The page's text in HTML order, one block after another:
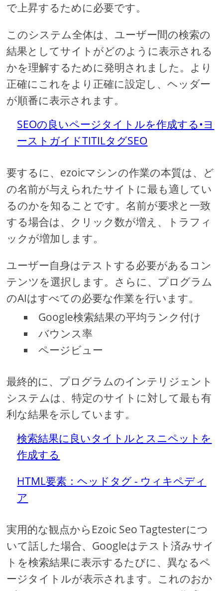
で上昇するために必要です。
このシステム全体は、ユーザー間の検索の
結果としてサイトがどのように表示される
かを理解するために発明されました。より
正確にこれをより正確に設定し、ヘッダー
が順番に表示されます。
SEOの良いページタイトルを作成する•ヨ
ーストガイドTITILタグSEO
要するに、ezoicマシンの作業の本質は、ど
の名前が与えられたサイトに最も適してい
るのかを知ることです。名前が要求と一致
する場合は、クリック数が増え、トラフィ
ックが増加します。
ユーザー自身はテストする必要があるコン
テンツを選択します。さらに、プログラム
のAIはすべての必要な作業を行います。
Google検索結果の平均ランク付け
バウンス率
ページビュー
最終的に、プログラムのインテリジェント
システムは、特定のサイトに対して最も有
利な結果を示しています。
検索結果に良いタイトルとスニペットを
作成する
HTML要素：ヘッドタグ - ウィキペディ
ア
実用的な観点からEzoic Seo Tagtesterにつ
いて話した場合、Googleはテスト済みサイ
トを検索結果に表示するたびに、異なるペ
ージタイトルが表示されます。これのおか